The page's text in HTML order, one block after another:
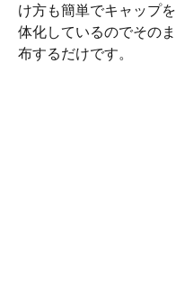
け方も簡単でキャップ
体化しているのでその
布するだけです。